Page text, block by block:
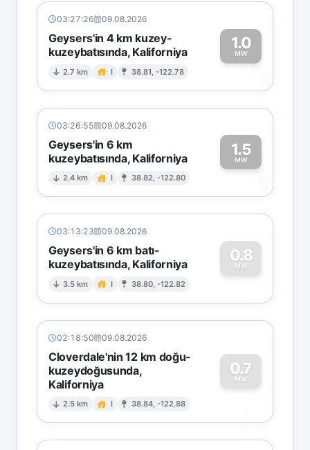
03:27:26 09.08.2026
Geysers'in 4 km kuzey-
kuzeybatısında, Kaliforniya
2.7 km I 38.81, -122.78
1.0
MW1
03:26:55 09.08.2026
Geysers'in 6 km
kuzeybatısında, Kaliforniya
2.4 km I 38.82, -122.80
1.5
MW1
03:13:23 09.08.2026
Geysers'in 6 km batı-
kuzeybatısında, Kaliforniya
3.5 km I 38.80, -122.82
0.8
MW
0
02:18:50 09.08.2026
Cloverdale'nin 12 km doğu-
kuzeydoğusunda,
Kaliforniya
2.5 km I 38.84, -122.88
0.7
MW
0